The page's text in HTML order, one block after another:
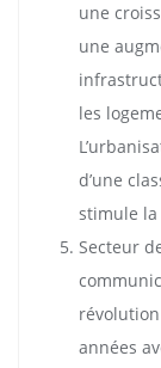
une
une
les
d’une
stimule
Secteur
années